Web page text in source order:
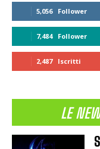
5,056 Follower
7,484 Follower
2,487 Iscritti
LE